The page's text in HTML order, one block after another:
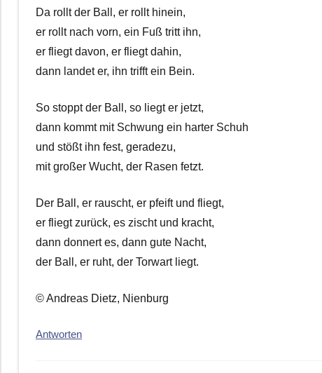
Da rollt der Ball, er rollt hinein,
er rollt nach vorn, ein Fuß tritt ihn,
er fliegt davon, er fliegt dahin,
dann landet er, ihn trifft ein Bein.
So stoppt der Ball, so liegt er jetzt,
dann kommt mit Schwung ein harter Schuh
und stößt ihn fest, geradezu,
mit großer Wucht, der Rasen fetzt.
Der Ball, er rauscht, er pfeift und fliegt,
er fliegt zurück, es zischt und kracht,
dann donnert es, dann gute Nacht,
der Ball, er ruht, der Torwart liegt.
© Andreas Dietz, Nienburg
Antworten